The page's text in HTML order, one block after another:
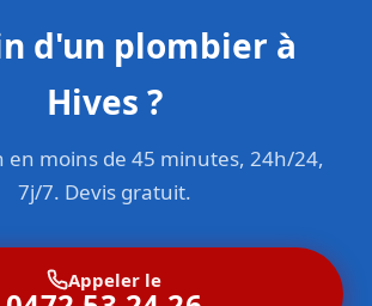
d'un plombier à
Hives ?
moins de 45 minutes, 24h/24,
7j/7. Devis gratuit.
Appeler le